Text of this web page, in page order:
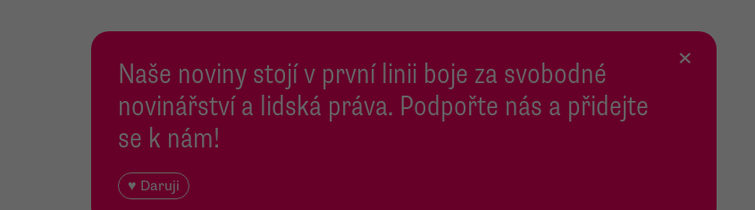
Naše noviny stojí v první linii boje za svobodné
novinářství a lidská práva. Podpořte nás a přidejte
se k nám!
♥ Daruji
×